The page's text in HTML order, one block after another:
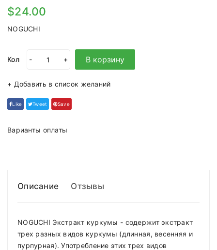
$24.00
NOGUCHI
Кол - + В корзину
+ Добавить в список желаний
Like Tweet Save
Варианты оплаты
Описание Отзывы
NOGUCHI Экстракт куркумы - содержит экстракт
трех разных видов куркумы (длинная, весенняя и
пурпурная). Употребление этих трех видов